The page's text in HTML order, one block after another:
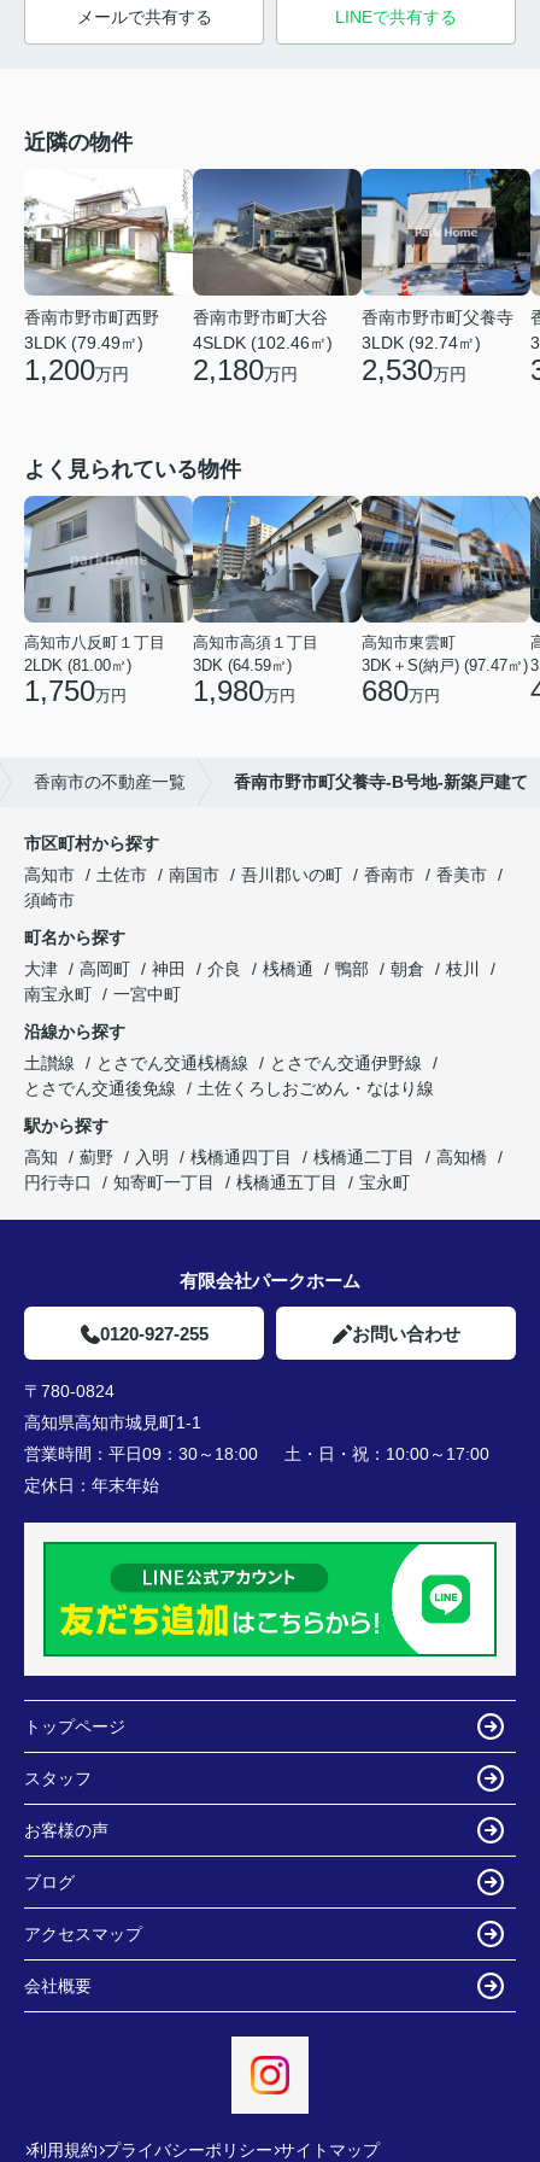
メールで共有する LINEで共有する
近隣の物件
香南市野市町西野
3LDK (79.49㎡)
1,200万円
香南市野市町大谷
4SLDK (102.46㎡)
2,180万円
香南市野市町父養寺
3LDK (92.74㎡)
2,530万円
よく見られている物件
高知市八反町１丁目
2LDK (81.00㎡)
1,750万円
高知市高須１丁目
3DK (64.59㎡)
1,980万円
高知市東雲町
3DK＋S(納戸) (97.47㎡)
680万円
香南市の不動産一覧 香南市野市町父養寺-B号地-新築戸建て
市区町村から探す
高知市
土佐市 南国市 吾川郡いの町 香南市
香美市
須崎市
町名から探す
大津
高岡町 神田 介良 桟橋通 鴨部 朝倉
枝川
南宝永町
一宮中町
沿線から探す
土讃線
とさでん交通桟橋線
とさでん交通伊野線
とさでん交通後免線
土佐くろしおごめん・なはり線
駅から探す
高知
薊野 入明 桟橋通四丁目 桟橋通二丁目
高知橋
円行寺口
知寄町一丁目 桟橋通五丁目 宝永町
有限会社パークホーム
0120-927-255 お問い合わせ
〒780-0824
高知県高知市城見町1-1
営業時間： 平日09：30～18:00 土・日・祝：10:00～17:00
定休日： 年末年始
トップページ
スタッフ
お客様の声
ブログ
アクセスマップ
会社概要
利用規約 プライバシーポリシー サイトマップ